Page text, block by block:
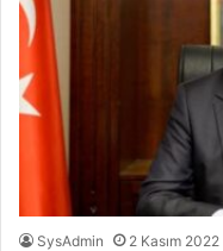
SysAdmin 2 Kasım 2022